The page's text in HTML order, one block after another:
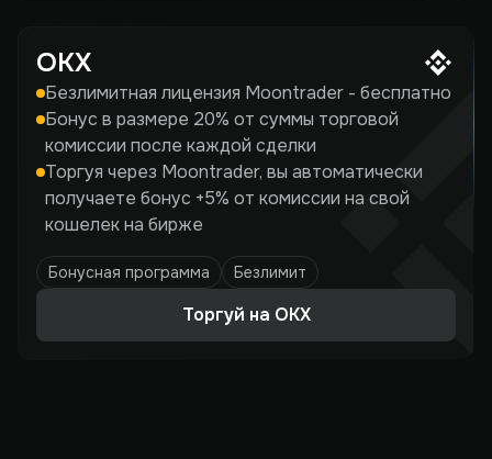
OKX
Безлимитная лицензия Moontrader - бесплатно
Бонус в размере 20% от суммы торговой
комиссии после каждой сделки
Торгуя через Moontrader, вы автоматически
получаете бонус +5% от комиссии на свой
кошелек на бирже
Бонусная программа Безлимит
Торгуй на OKX